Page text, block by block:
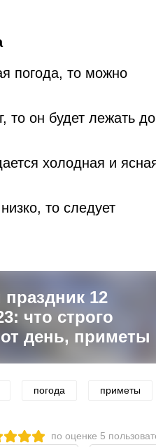
погода, то можно
то он будет лежать до
холодная и
то следует
12
что строго
день, приметы
погода приметы
по оценке 5